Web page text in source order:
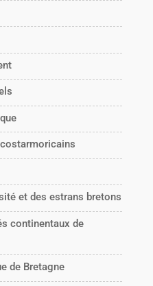
et des estrans bretons
continentaux de
de Bretagne